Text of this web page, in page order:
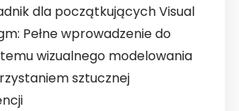
dla początkujących Visual
Pełne wprowadzenie do
wizualnego modelowania
sztucznej